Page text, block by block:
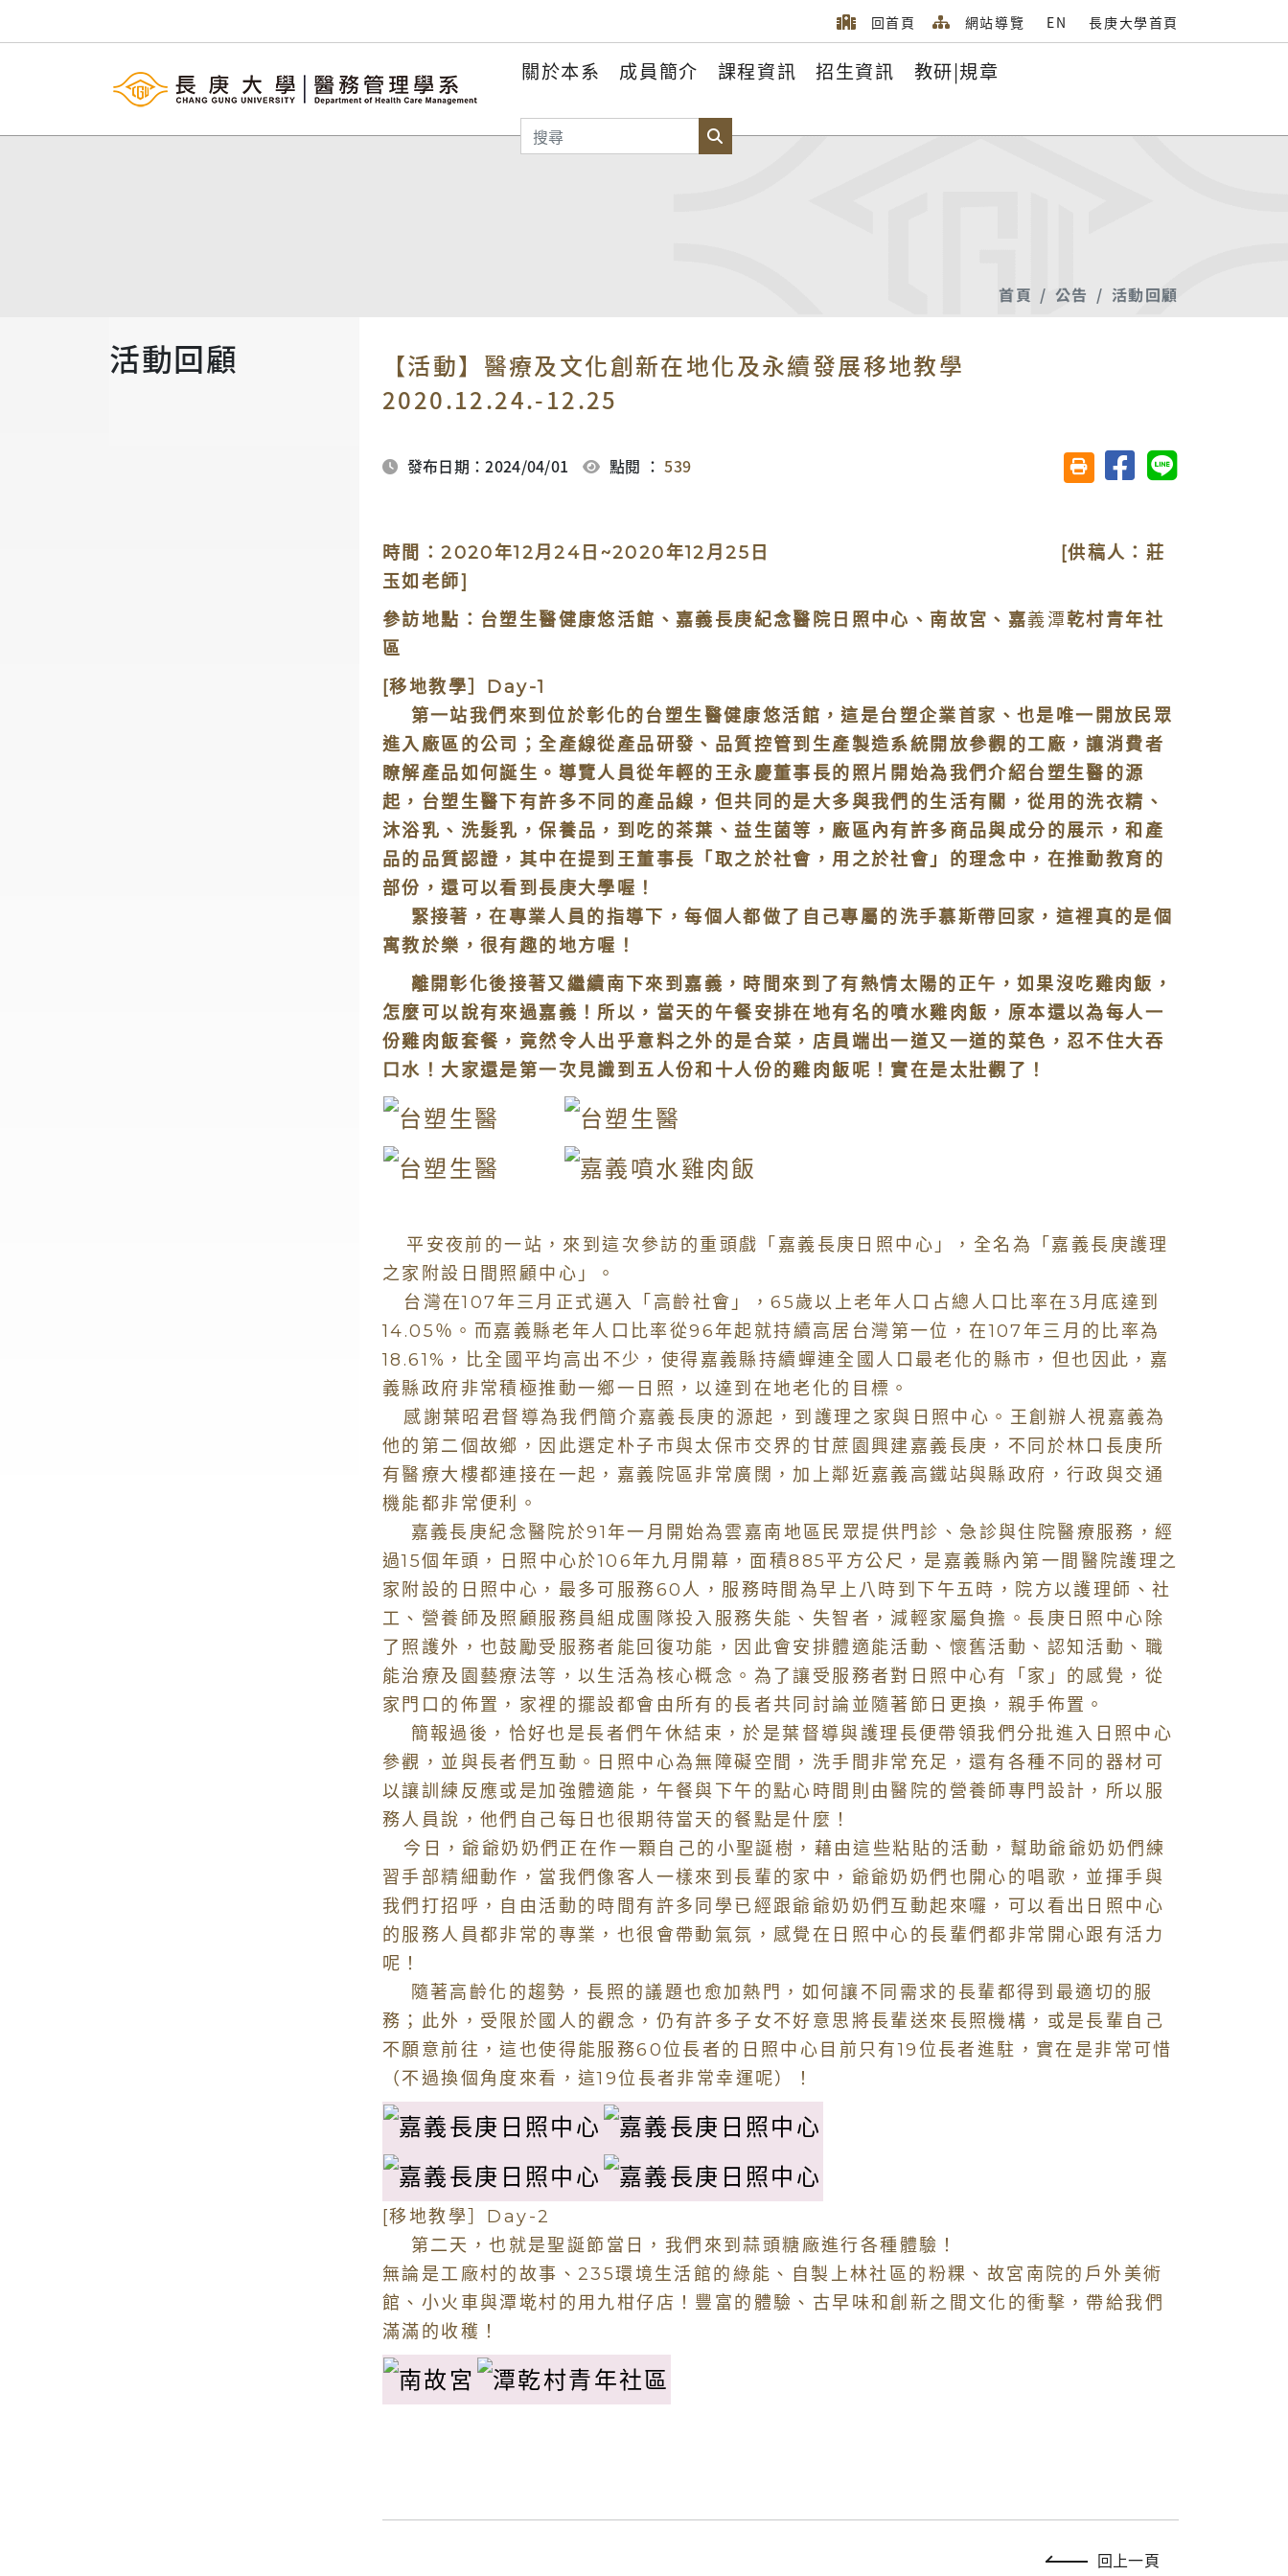
回首頁 網站導覽 EN 長庚大學首頁
關於本系 成員簡介 課程資訊 招生資訊 教研|規章
搜尋
首頁 公告 活動回顧
活動回顧
【活動】醫療及文化創新在地化及永續發展移地教學
2020.12.24.-12.25
發布日期：2024/04/01 點閱 ：539 友善列印(另開視窗)
分享至臉書分享至 Line
時間：2020年12月24日~2020年12月25日 [供稿人：莊
玉如老師]
參訪地點：台塑生醫健康悠活館、嘉義長庚紀念醫院日照中心、南故宮、嘉義潭乾村青年社
區
[移地教學］Day-1
第一站我們來到位於彰化的台塑生醫健康悠活館，這是台塑企業首家、也是唯一開放民眾
進入廠區的公司；全產線從產品研發、品質控管到生產製造系統開放參觀的工廠，讓消費者
瞭解產品如何誕生。導覽人員從年輕的王永慶董事長的照片開始為我們介紹台塑生醫的源
起，台塑生醫下有許多不同的產品線，但共同的是大多與我們的生活有關，從用的洗衣精、
沐浴乳、洗髮乳，保養品，到吃的茶葉、益生菌等，廠區內有許多商品與成分的展示，和產
品的品質認證，其中在提到王董事長「取之於社會，用之於社會」的理念中，在推動教育的
部份，還可以看到長庚大學喔！
緊接著，在專業人員的指導下，每個人都做了自己專屬的洗手慕斯帶回家，這裡真的是個
寓教於樂，很有趣的地方喔！
離開彰化後接著又繼續南下來到嘉義，時間來到了有熱情太陽的正午，如果沒吃雞肉飯，
怎麼可以說有來過嘉義！所以，當天的午餐安排在地有名的噴水雞肉飯，原本還以為每人一
份雞肉飯套餐，竟然令人出乎意料之外的是合菜，店員端出一道又一道的菜色，忍不住大吞
口水！大家還是第一次見識到五人份和十人份的雞肉飯呢！實在是太壯觀了！
平安夜前的一站，來到這次參訪的重頭戲「嘉義長庚日照中心」，全名為「嘉義長庚護理
之家附設日間照顧中心」。
台灣在107年三月正式邁入「高齡社會」，65歲以上老年人口占總人口比率在3月底達到
14.05％。而嘉義縣老年人口比率從96年起就持續高居台灣第一位，在107年三月的比率為
18.61%，比全國平均高出不少，使得嘉義縣持續蟬連全國人口最老化的縣市，但也因此，嘉
義縣政府非常積極推動一鄉一日照，以達到在地老化的目標。
感謝葉昭君督導為我們簡介嘉義長庚的源起，到護理之家與日照中心。王創辦人視嘉義為
他的第二個故鄉，因此選定朴子市與太保市交界的甘蔗園興建嘉義長庚，不同於林口長庚所
有醫療大樓都連接在一起，嘉義院區非常廣闊，加上鄰近嘉義高鐵站與縣政府，行政與交通
機能都非常便利。
嘉義長庚紀念醫院於91年一月開始為雲嘉南地區民眾提供門診、急診與住院醫療服務，經
過15個年頭，日照中心於106年九月開幕，面積885平方公尺，是嘉義縣內第一間醫院護理之
家附設的日照中心，最多可服務60人，服務時間為早上八時到下午五時，院方以護理師、社
工、營養師及照顧服務員組成團隊投入服務失能、失智者，減輕家屬負擔。長庚日照中心除
了照護外，也鼓勵受服務者能回復功能，因此會安排體適能活動、懷舊活動、認知活動、職
能治療及園藝療法等，以生活為核心概念。為了讓受服務者對日照中心有「家」的感覺，從
家門口的佈置，家裡的擺設都會由所有的長者共同討論並隨著節日更換，親手佈置。
簡報過後，恰好也是長者們午休結束，於是葉督導與護理長便帶領我們分批進入日照中心
參觀，並與長者們互動。日照中心為無障礙空間，洗手間非常充足，還有各種不同的器材可
以讓訓練反應或是加強體適能，午餐與下午的點心時間則由醫院的營養師專門設計，所以服
務人員說，他們自己每日也很期待當天的餐點是什麼！
今日，爺爺奶奶們正在作一顆自己的小聖誕樹，藉由這些粘貼的活動，幫助爺爺奶奶們練
習手部精細動作，當我們像客人一樣來到長輩的家中，爺爺奶奶們也開心的唱歌，並揮手與
我們打招呼，自由活動的時間有許多同學已經跟爺爺奶奶們互動起來囉，可以看出日照中心
的服務人員都非常的專業，也很會帶動氣氛，感覺在日照中心的長輩們都非常開心跟有活力
呢！
隨著高齡化的趨勢，長照的議題也愈加熱門，如何讓不同需求的長輩都得到最適切的服
務；此外，受限於國人的觀念，仍有許多子女不好意思將長輩送來長照機構，或是長輩自己
不願意前往，這也使得能服務60位長者的日照中心目前只有19位長者進駐，實在是非常可惜
（不過換個角度來看，這19位長者非常幸運呢）！
[移地教學］Day-2
第二天，也就是聖誕節當日，我們來到蒜頭糖廠進行各種體驗！
無論是工廠村的故事、235環境生活館的綠能、自製上林社區的粉粿、故宮南院的戶外美術
館、小火車與潭墘村的用九柑仔店！豐富的體驗、古早味和創新之間文化的衝擊，帶給我們
滿滿的收穫！
回上一頁